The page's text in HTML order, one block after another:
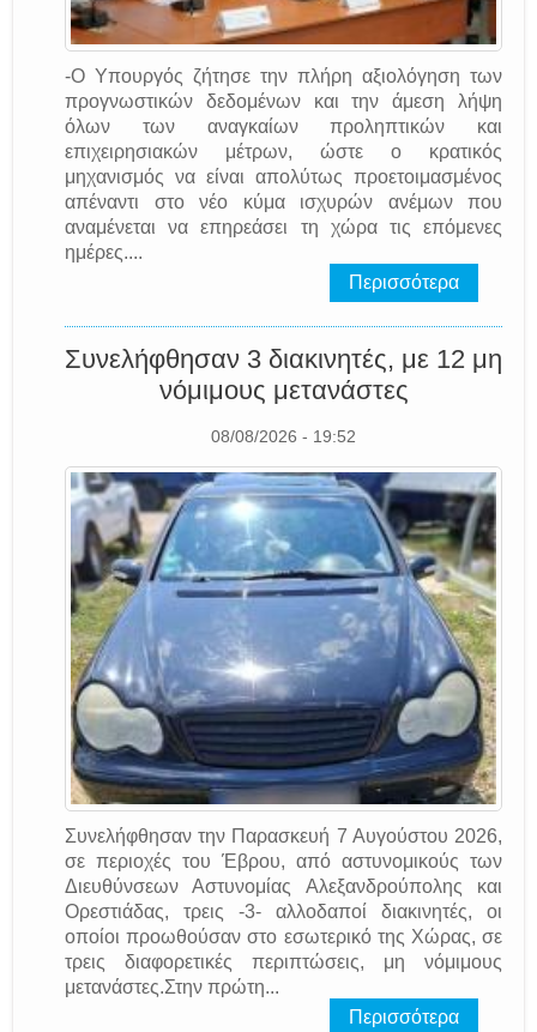
-Ο Υπουργός ζήτησε την πλήρη αξιολόγηση των
προγνωστικών δεδομένων και την άμεση λήψη
όλων των αναγκαίων προληπτικών και
επιχειρησιακών μέτρων, ώστε ο κρατικός
μηχανισμός να είναι απολύτως προετοιμασμένος
απέναντι στο νέο κύμα ισχυρών ανέμων που
αναμένεται να επηρεάσει τη χώρα τις επόμενες
ημέρες....
Περισσότερα
Συνελήφθησαν 3 διακινητές, με 12 μη
νόμιμους μετανάστες
08/08/2026 - 19:52
Συνελήφθησαν την Παρασκευή 7 Αυγούστου 2026,
σε περιοχές του Έβρου, από αστυνομικούς των
Διευθύνσεων Αστυνομίας Αλεξανδρούπολης και
Ορεστιάδας, τρεις -3- αλλοδαποί διακινητές, οι
οποίοι προωθούσαν στο εσωτερικό της Χώρας, σε
τρεις διαφορετικές περιπτώσεις, μη νόμιμους
μετανάστες.Στην πρώτη...
Περισσότερα